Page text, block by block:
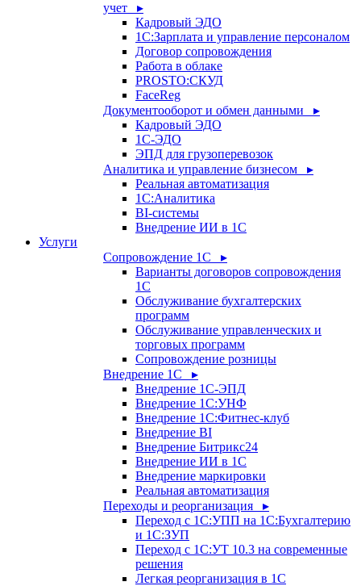
учет ▸
Кадровый ЭДО
1С:Зарплата и управление персоналом
Договор сопровождения
Работа в облаке
PROSTO:СКУД
FaceReg
Документооборот и обмен данными ▸
Кадровый ЭДО
1С-ЭДО
ЭПД для грузоперевозок
Аналитика и управление бизнесом ▸
Реальная автоматизация
1С:Аналитика
BI-системы
Внедрение ИИ в 1С
Услуги
Сопровождение 1С ▸
Варианты договоров сопровождения
1С
Обслуживание бухгалтерских
программ
Обслуживание управленческих и
торговых программ
Сопровождение розницы
Внедрение 1С ▸
Внедрение 1С-ЭПД
Внедрение 1С:УНФ
Внедрение 1С:Фитнес-клуб
Внедрение BI
Внедрение Битрикс24
Внедрение ИИ в 1С
Внедрение маркировки
Реальная автоматизация
Переходы и реорганизация ▸
Переход с 1С:УПП на 1С:Бухгалтерию
и 1С:ЗУП
Переход с 1С:УТ 10.3 на современные
решения
Легкая реорганизация в 1С